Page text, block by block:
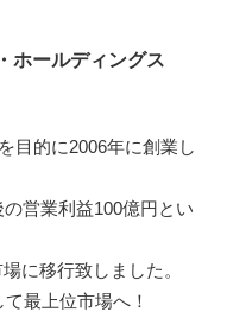
ホールディングス
目的に2006年に創業し
営業利益100億円とい
に移行致しました。
最上位市場へ！